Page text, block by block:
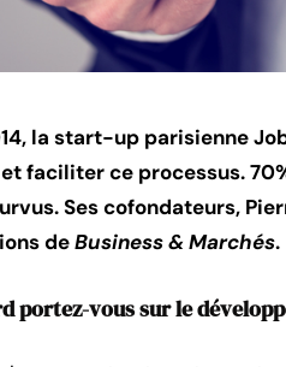
la start-up parisienne
faciliter ce processus.
Ses cofondateurs,
deBusiness & Marchés.
portez-vous sur le